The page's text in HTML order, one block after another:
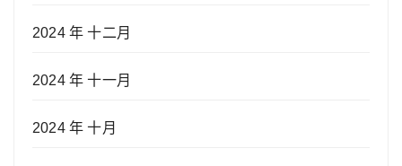
2024 年 十二月
2024 年 十一月
2024 年 十月